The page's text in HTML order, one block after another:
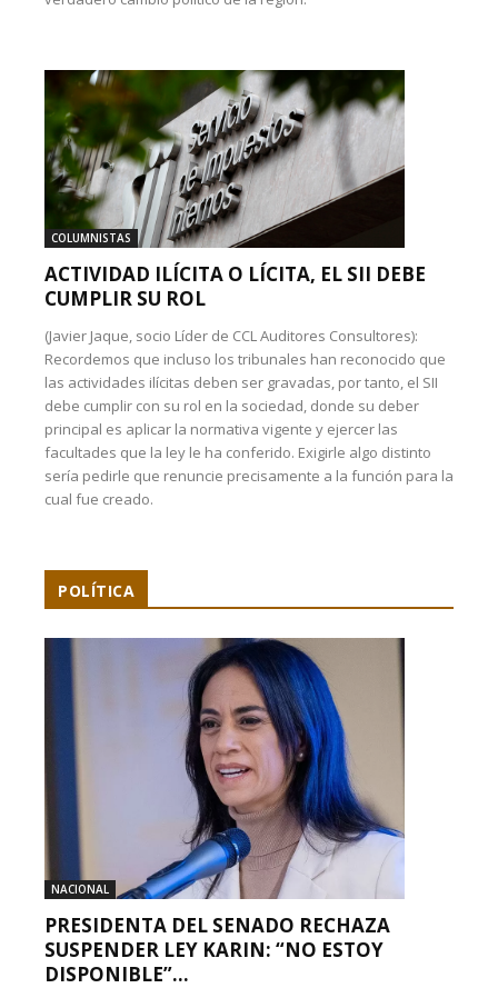
COLUMNISTAS
ACTIVIDAD ILÍCITA O LÍCITA, EL SII DEBE
CUMPLIR SU ROL
(Javier Jaque, socio Líder de CCL Auditores Consultores):
Recordemos que incluso los tribunales han reconocido que
las actividades ilícitas deben ser gravadas, por tanto, el SII
debe cumplir con su rol en la sociedad, donde su deber
principal es aplicar la normativa vigente y ejercer las
facultades que la ley le ha conferido. Exigirle algo distinto
sería pedirle que renuncie precisamente a la función para la
cual fue creado.
POLÍTICA
NACIONAL
PRESIDENTA DEL SENADO RECHAZA
SUSPENDER LEY KARIN: “NO ESTOY
DISPONIBLE”...